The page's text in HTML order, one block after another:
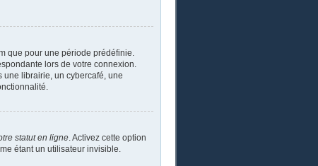
que pour une période prédéfinie.
lors de votre connexion.
une librairie, un cybercafé, une
statut en ligne. Activez cette option
étant un utilisateur invisible.